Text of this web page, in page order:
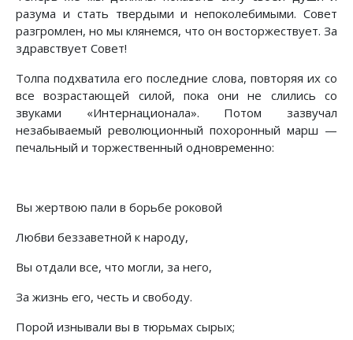
разума и стать твердыми и непоколебимыми. Совет
разгромлен, но мы клянемся, что он восторжествует. За
здравствует Совет!
Толпа подхватила его последние слова, повторяя их со
все возрастающей силой, пока они не слились со
звуками «Интернационала». Потом зазвучал
незабываемый революционный похоронный марш —
печальный и торжественный одновременно:
Вы жертвою пали в борьбе роковой
Любви беззаветной к народу,
Вы отдали все, что могли, за него,
За жизнь его, честь и свободу.
Порой изнывали вы в тюрьмах сырых;